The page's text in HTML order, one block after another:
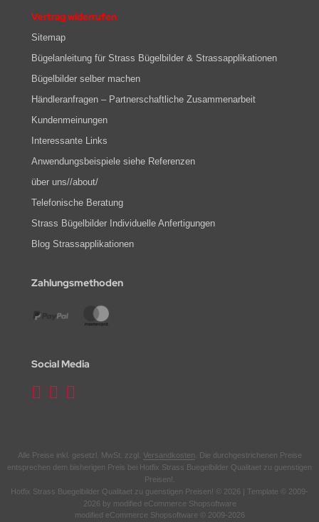
Vertrag widerrufen
Sitemap
Bügelanleitung für Strass Bügelbilder & Strassapplikationen
Bügelbilder selber machen
Händleranfragen – Partnerschaftliche Zusammenarbeit
Kundenmeinungen
Interessante Links
Anwendungsbeispiele siehe Referenzen
über uns//about/
Telefonische Beratung
Strass Bügelbilder Individuelle Anfertigungen
Blog Strassapplikationen
Zahlungsmethoden
Social Media
Alle Preise inkl. gesetzl. MwSt. zzgl. Versandkosten . Die durchgestrichenen Preise
entsprechen dem bisherigen Preis bei Hotfix Strass Buegelbilder Qualitaet zu guenstigen
Preisen!.
Hotfix Strass Buegelbilder Qualitaet zu guenstigen Preisen! © 2026 | Template © 2009-
2026 by modified eCommerce Shopsoftware
modified eCommerce Shopsoftware © 2009-2026